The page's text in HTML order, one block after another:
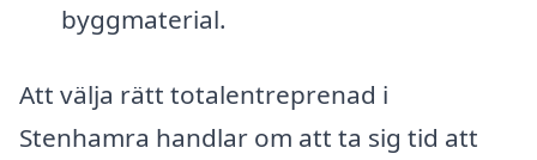
byggmaterial.
Att välja rätt totalentreprenad i
Stenhamra handlar om att ta sig tid att